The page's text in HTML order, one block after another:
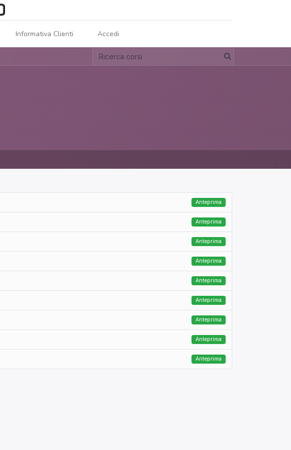
Informativa Clienti Accedi
Anteprima
Anteprima
Anteprima
Anteprima
Anteprima
Anteprima
Anteprima
Anteprima
Anteprima